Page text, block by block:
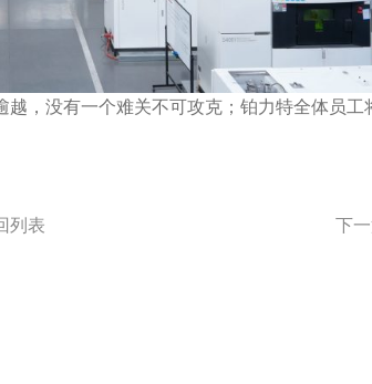
，没有一个难关不可攻克；铂力特全体员工
列表 下